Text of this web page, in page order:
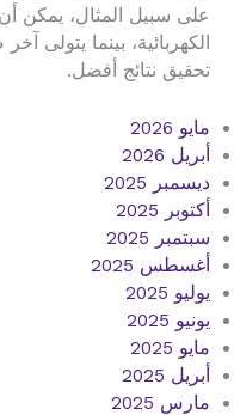
على سبيل المثال، يمكن
الكهربائية، بينما يتولى
تحقيق نتائج أفضل.
مايو 2026
أبريل 2026
ديسمبر 2025
أكتوبر 2025
سبتمبر 2025
أغسطس 2025
يوليو 2025
يونيو 2025
مايو 2025
أبريل 2025
مارس 2025